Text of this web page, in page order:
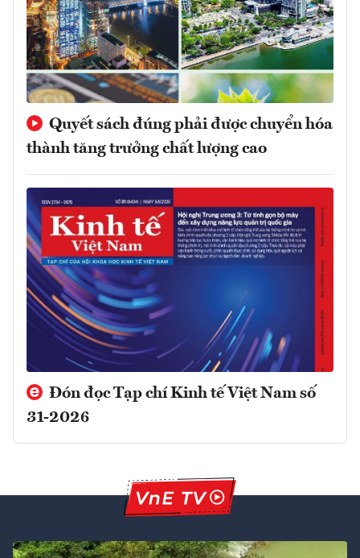
Quyết sách đúng phải được chuyển hóa
thành tăng trưởng chất lượng cao
Đón đọc Tạp chí Kinh tế Việt Nam số
31-2026